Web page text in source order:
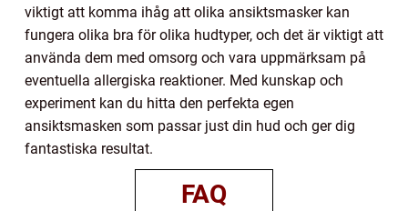
viktigt att komma ihåg att olika ansiktsmasker kan
fungera olika bra för olika hudtyper, och det är viktigt att
använda dem med omsorg och vara uppmärksam på
eventuella allergiska reaktioner. Med kunskap och
experiment kan du hitta den perfekta egen
ansiktsmasken som passar just din hud och ger dig
fantastiska resultat.
FAQ